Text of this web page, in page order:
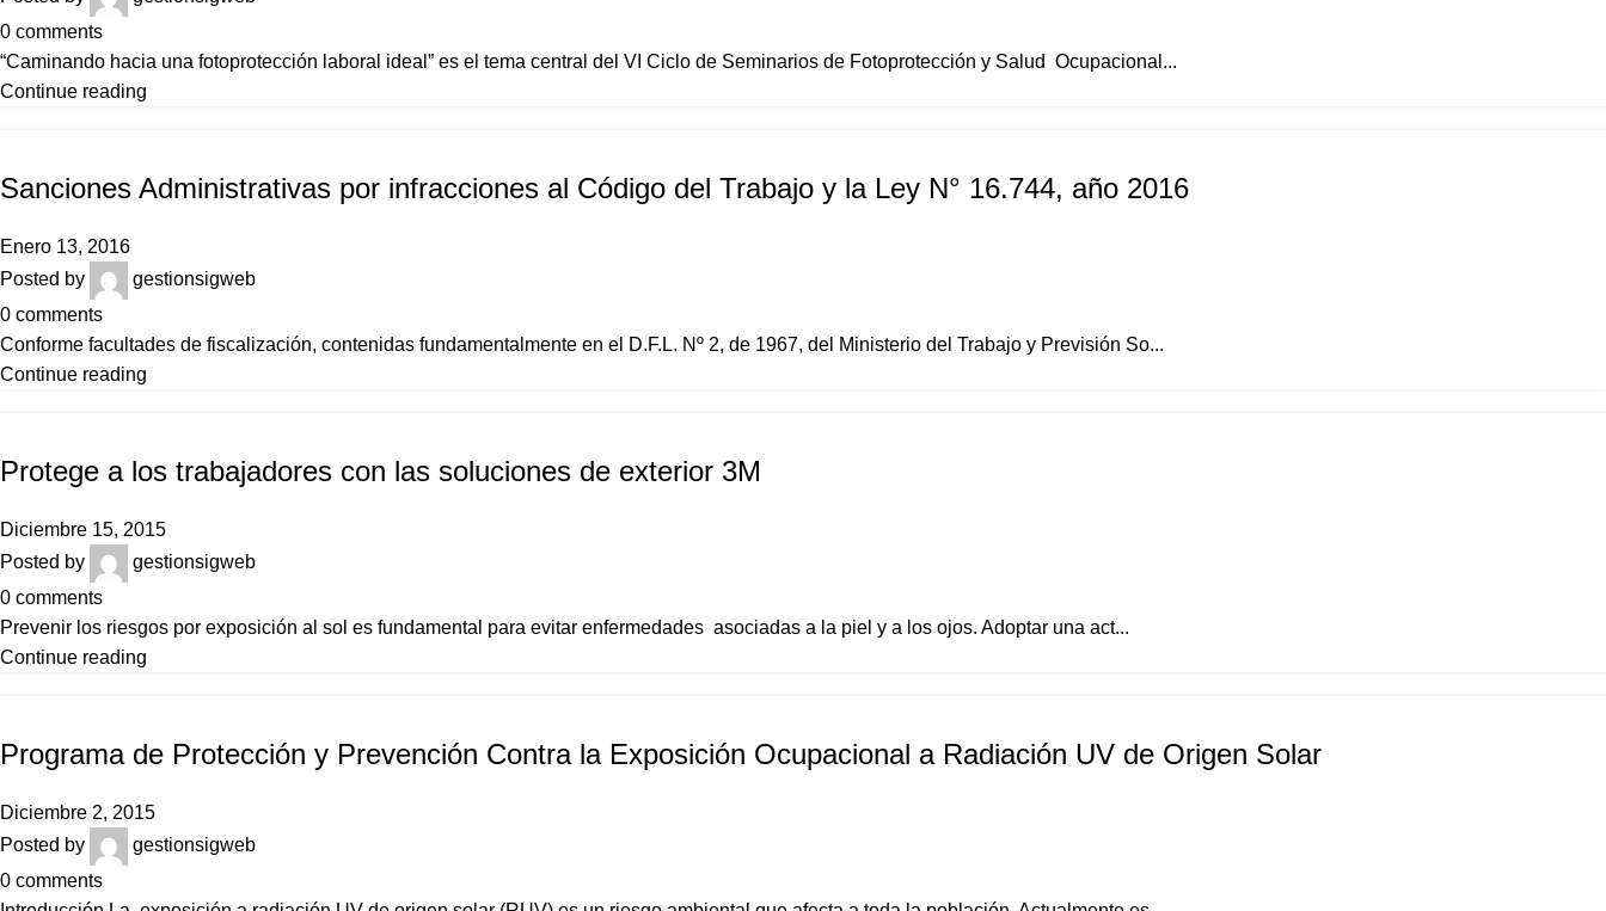
0 comments
“Caminando hacia una fotoprotección laboral ideal” es el tema central del VI Ciclo de Seminarios de Fotoprotección y Salud Ocupacional...
Continue reading
Sanciones Administrativas por infracciones al Código del Trabajo y la Ley N° 16.744, año 2016
Enero 13, 2016
Posted by
gestionsigweb
0 comments
Conforme facultades de fiscalización, contenidas fundamentalmente en el D.F.L. Nº 2, de 1967, del Ministerio del Trabajo y Previsión So...
Continue reading
Protege a los trabajadores con las soluciones de exterior 3M
Diciembre 15, 2015
Posted by
gestionsigweb
0 comments
Prevenir los riesgos por exposición al sol es fundamental para evitar enfermedades asociadas a la piel y a los ojos. Adoptar una act...
Continue reading
Programa de Protección y Prevención Contra la Exposición Ocupacional a Radiación UV de Origen Solar
Diciembre 2, 2015
Posted by
gestionsigweb
0 comments